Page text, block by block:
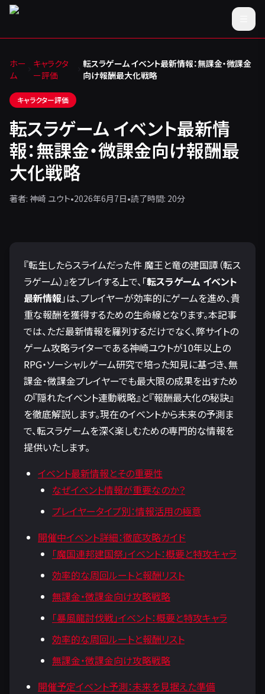
ホー
ム
キャラクタ
ー評価
転スラゲーム イベント最新情報：無課金・微課金
向け報酬最大化戦略
キャラクター評価
転スラゲーム イベント最新情
報：無課金・微課金向け報酬最
大化戦略
著者: 神崎 ユウト•2026年6月7日•読了時間: 20分
『転生したらスライムだった件 魔王と竜の建国譚（転ス
ラゲーム）』をプレイする上で、「転スラゲーム イベント
最新情報」は、プレイヤーが効率的にゲームを進め、貴
重な報酬を獲得するための生命線となります。本記事
では、ただ最新情報を羅列するだけでなく、弊サイトの
ゲーム攻略ライターである神崎ユウトが10年以上の
RPG・ソーシャルゲーム研究で培った知見に基づき、無
課金・微課金プレイヤーでも最大限の成果を出すため
の『隠れたイベント連動戦略』と『報酬最大化の秘訣』
を徹底解説します。現在のイベントから未来の予測ま
で、転スラゲームを深く楽しむための専門的な情報を
提供いたします。
イベント最新情報とその重要性
なぜイベント情報が重要なのか？
プレイヤータイプ別：情報活用の極意
開催中イベント詳細：徹底攻略ガイド
「魔国連邦建国祭」イベント：概要と特攻キャラ
効率的な周回ルートと報酬リスト
無課金・微課金向け攻略戦略
「暴風龍討伐戦」イベント：概要と特攻キャラ
効率的な周回ルートと報酬リスト
無課金・微課金向け攻略戦略
開催予定イベント予測：未来を見据えた準備